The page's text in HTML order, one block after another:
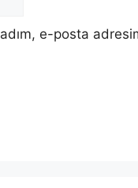
e-posta